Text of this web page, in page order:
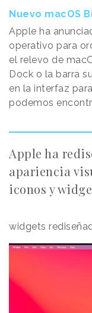
Nuevo macOS
Apple ha
operativo para
el relevo de
Dock o la barra
en la interfaz
podemos
Apple ha
apariencia
iconos y
widgets